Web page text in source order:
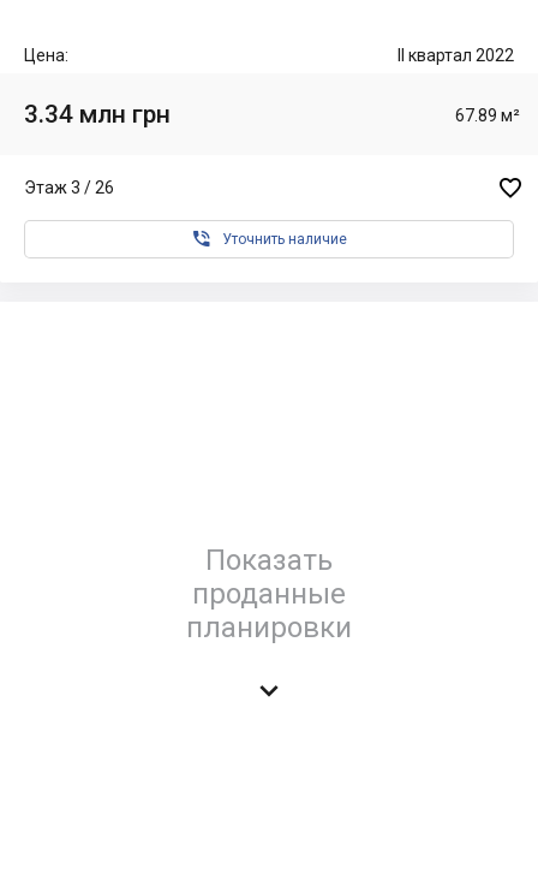
Цена: II квартал 2022
3.34 млн грн 67.89 м²
Этаж 3 / 26 
 Уточнить наличие
Показать
проданные
планировки
